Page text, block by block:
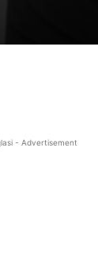
- Advertisement